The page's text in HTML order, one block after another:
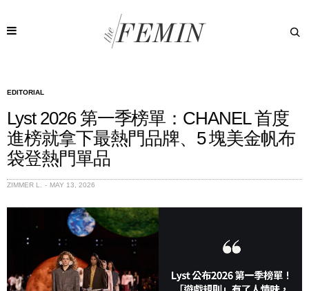
EDITORIAL
Lyst 2026 第一季榜單：CHANEL 首度
進榜就拿下最熱門品牌、5 塊美金帆布
袋登熱門單品
ZIMMER L. MAY 13, 2026